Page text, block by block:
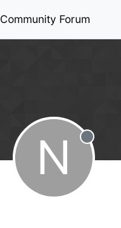
Community Forum
N Offline